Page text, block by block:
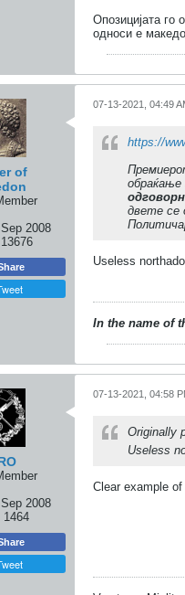
Опозицијата го
односи е
of
Sep 2008
13676
07-13-2021, 04:49
https://
обраќање
двете се
Useless
In the name of
Sep 2008
1464
07-13-2021, 04:58
Originally
Useless
Clear example